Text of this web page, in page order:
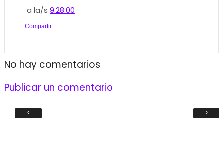
a la/s9:28:00
Compartir
No hay comentarios
Publicar un comentario
‹ ›